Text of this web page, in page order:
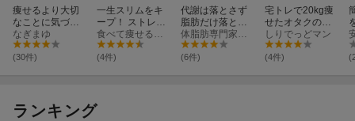
痩せるより大切
なことに気づい
たら、人生で一
番楽に17kgのダ
イエットに成功
なぎまゆ
(30件)
一生スリムをキ
ープ！ ストレス
0％ 食べ痩せ
ダイエット
食べて痩せる料理男子
(4件)
代謝は落とさず
脂肪だけ落と
す、ずるい食べ
方 体脂肪狙い撃
ちダイエット
体脂肪専門家くどう
(6件)
宅トレで20kg痩
せたオタクの話
を聞いてくれ
しりでっどマン
(4件)
ランキング